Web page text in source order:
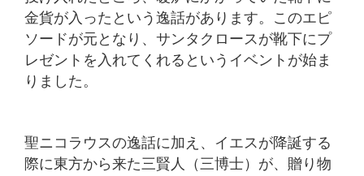
金貨が入ったという逸話があります。このエピ
ソードが元となり、サンタクロースが靴下にプ
レゼントを入れてくれるというイベントが始ま
りました。
聖ニコラウスの逸話に加え、イエスが降誕する
際に東方から来た三賢人（三博士）が、贈り物